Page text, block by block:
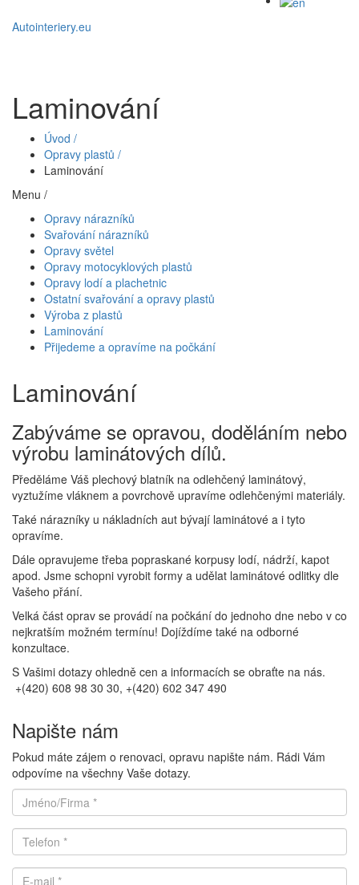
Autointeriery.eu
Laminování
Úvod /
Opravy plastů /
Laminování
Menu /
Opravy nárazníků
Svařování nárazníků
Opravy světel
Opravy motocyklových plastů
Opravy lodí a plachetnic
Ostatní svařování a opravy plastů
Výroba z plastů
Laminování
Přijedeme a opravíme na počkání
Laminování
Zabýváme se opravou, doděláním nebo
výrobu laminátových dílů.
Předěláme Váš plechový blatník na odlehčený laminátový,
vyztužíme vláknem a povrchově upravíme odlehčenými materiály.
Také nárazníky u nákladních aut bývají laminátové a i tyto
opravíme.
Dále opravujeme třeba popraskané korpusy lodí, nádrží, kapot
apod. Jsme schopni vyrobit formy a udělat laminátové odlitky dle
Vašeho přání.
Velká část oprav se provádí na počkání do jednoho dne nebo v co
nejkratším možném termínu! Dojíždíme také na odborné
konzultace.
S Vašimi dotazy ohledně cen a informacích se obraťte na nás.
+(420) 608 98 30 30, +(420) 602 347 490
Napište nám
Pokud máte zájem o renovaci, opravu napište nám. Rádi Vám
odpovíme na všechny Vaše dotazy.